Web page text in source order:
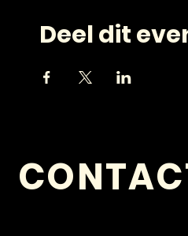
Deel dit